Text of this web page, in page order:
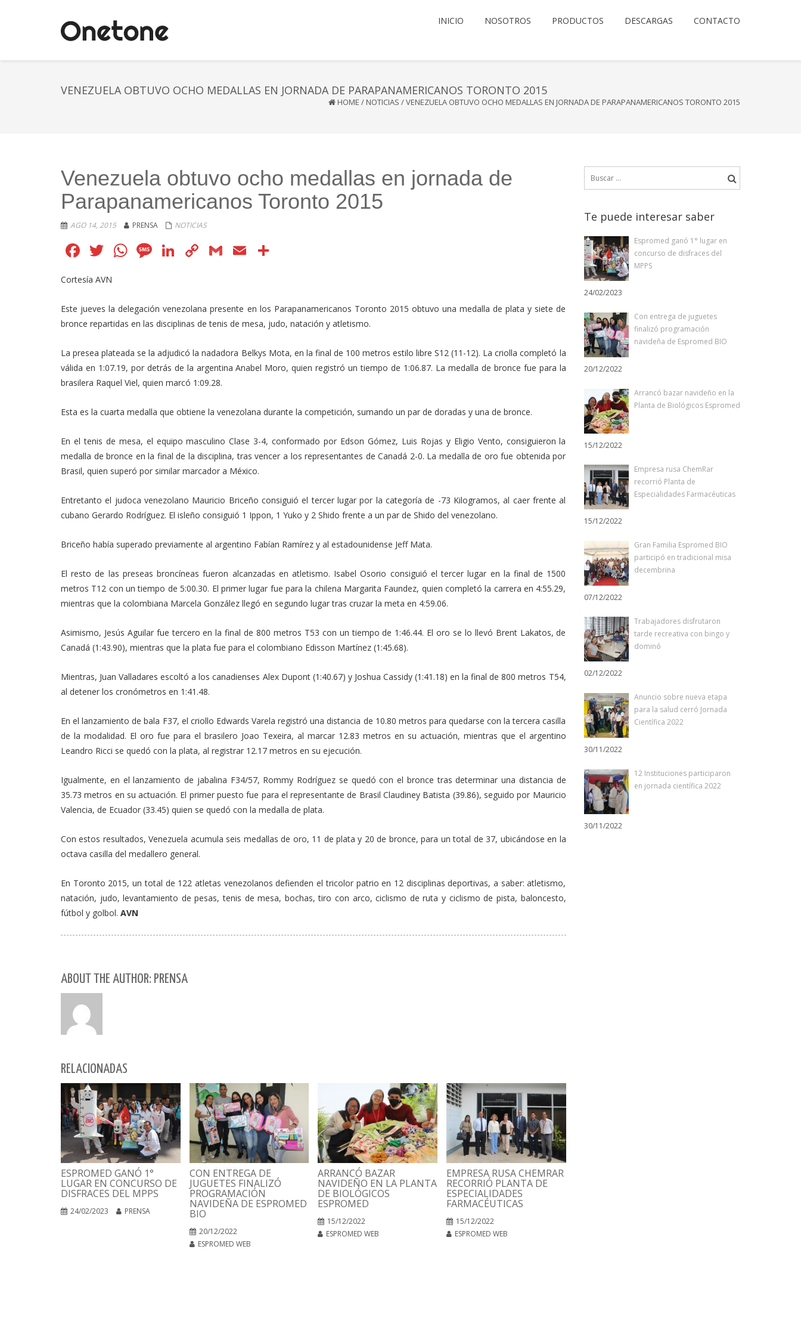
INICIO NOSOTROS PRODUCTOS DESCARGAS CONTACTO
VENEZUELA OBTUVO OCHO MEDALLAS EN JORNADA DE PARAPANAMERICANOS TORONTO 2015
HOME / NOTICIAS /VENEZUELA OBTUVO OCHO MEDALLAS EN JORNADA DE PARAPANAMERICANOS TORONTO 2015
Venezuela obtuvo ocho medallas en jornada de
Parapanamericanos Toronto 2015
AGO 14, 2015 PRENSA NOTICIAS
Facebook
Twitter
WhatsApp
Message
LinkedIn
CopyGmailEmail
Cortesía AVN
Este jueves la delegación venezolana presente en los Parapanamericanos Toronto 2015 obtuvo una medalla de plata y siete de
bronce repartidas en las disciplinas de tenis de mesa, judo, natación y atletismo.
La presea plateada se la adjudicó la nadadora Belkys Mota, en la final de 100 metros estilo libre S12 (11-12). La criolla completó la
válida en 1:07.19, por detrás de la argentina Anabel Moro, quien registró un tiempo de 1:06.87. La medalla de bronce fue para la
brasilera Raquel Viel, quien marcó 1:09.28.
Esta es la cuarta medalla que obtiene la venezolana durante la competición, sumando un par de doradas y una de bronce.
En el tenis de mesa, el equipo masculino Clase 3-4, conformado por Edson Gómez, Luis Rojas y Eligio Vento, consiguieron la
medalla de bronce en la final de la disciplina, tras vencer a los representantes de Canadá 2-0. La medalla de oro fue obtenida por
Brasil, quien superó por similar marcador a México.
Entretanto el judoca venezolano Mauricio Briceño consiguió el tercer lugar por la categoría de -73 Kilogramos, al caer frente al
cubano Gerardo Rodríguez. El isleño consiguió 1 Ippon, 1 Yuko y 2 Shido frente a un par de Shido del venezolano.
Briceño había superado previamente al argentino Fabían Ramírez y al estadounidense Jeff Mata.
El resto de las preseas broncíneas fueron alcanzadas en atletismo. Isabel Osorio consiguió el tercer lugar en la final de 1500
metros T12 con un tiempo de 5:00.30. El primer lugar fue para la chilena Margarita Faundez, quien completó la carrera en 4:55.29,
mientras que la colombiana Marcela González llegó en segundo lugar tras cruzar la meta en 4:59.06.
Asimismo, Jesús Aguilar fue tercero en la final de 800 metros T53 con un tiempo de 1:46.44. El oro se lo llevó Brent Lakatos, de
Canadá (1:43.90), mientras que la plata fue para el colombiano Edisson Martínez (1:45.68).
Mientras, Juan Valladares escoltó a los canadienses Alex Dupont (1:40.67) y Joshua Cassidy (1:41.18) en la final de 800 metros T54,
al detener los cronómetros en 1:41.48.
En el lanzamiento de bala F37, el criollo Edwards Varela registró una distancia de 10.80 metros para quedarse con la tercera casilla
de la modalidad. El oro fue para el brasilero Joao Texeira, al marcar 12.83 metros en su actuación, mientras que el argentino
Leandro Ricci se quedó con la plata, al registrar 12.17 metros en su ejecución.
Igualmente, en el lanzamiento de jabalina F34/57, Rommy Rodríguez se quedó con el bronce tras determinar una distancia de
35.73 metros en su actuación. El primer puesto fue para el representante de Brasil Claudiney Batista (39.86), seguido por Mauricio
Valencia, de Ecuador (33.45) quien se quedó con la medalla de plata.
Con estos resultados, Venezuela acumula seis medallas de oro, 11 de plata y 20 de bronce, para un total de 37, ubicándose en la
octava casilla del medallero general.
En Toronto 2015, un total de 122 atletas venezolanos defienden el tricolor patrio en 12 disciplinas deportivas, a saber: atletismo,
natación, judo, levantamiento de pesas, tenis de mesa, bochas, tiro con arco, ciclismo de ruta y ciclismo de pista, baloncesto,
fútbol y golbol. AVN
ABOUT THE AUTHOR: PRENSA
RELACIONADAS
ESPROMED GANÓ 1°
LUGAR EN CONCURSO DE
DISFRACES DEL MPPS
24/02/2023 PRENSA
CON ENTREGA DE
JUGUETES FINALIZÓ
PROGRAMACIÓN
NAVIDEÑA DE ESPROMED
BIO
20/12/2022
ESPROMED WEB
ARRANCÓ BAZAR
NAVIDEÑO EN LA PLANTA
DE BIOLÓGICOS
ESPROMED
15/12/2022
ESPROMED WEB
EMPRESA RUSA CHEMRAR
RECORRIÓ PLANTA DE
ESPECIALIDADES
FARMACÉUTICAS
15/12/2022
ESPROMED WEB
Te puede interesar saber
Espromed ganó 1° lugar en
concurso de disfraces del
MPPS
24/02/2023
Con entrega de juguetes
finalizó programación
navideña de Espromed BIO
20/12/2022
Arrancó bazar navideño en la
Planta de Biológicos Espromed
15/12/2022
Empresa rusa ChemRar
recorrió Planta de
Especialidades Farmacéuticas
15/12/2022
Gran Familia Espromed BIO
participó en tradicional misa
decembrina
07/12/2022
Trabajadores disfrutaron
tarde recreativa con bingo y
dominó
02/12/2022
Anuncio sobre nueva etapa
para la salud cerró Jornada
Científica 2022
30/11/2022
12 Instituciones participaron
en jornada científica 2022
30/11/2022